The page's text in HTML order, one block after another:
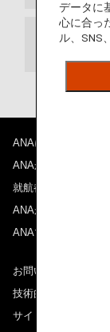
お乗り継ぎ
ANAについて
ANAからのお知らせ
就航都市
ANAがお約束する体
ANAマイレージクラ
お問い合わせ
技術的なお問い合わ
サイトマップ
データに
心に合っ
ル、SNS